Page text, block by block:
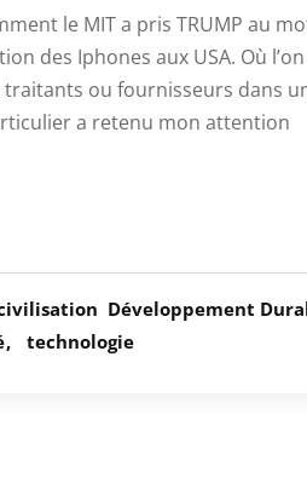
le MIT a pris TRUMP au
des Iphones aux USA. Où
traitants ou fournisseurs dans
a retenu mon attention
Développement
technologie